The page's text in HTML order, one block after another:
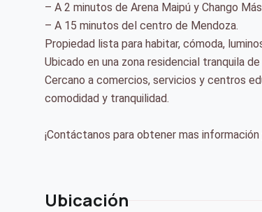
– A 2 minutos de Arena Maipú y Chango Más
– A 15 minutos del centro de Mendoza.
Propiedad lista para habitar, cómoda,
Ubicado en una zona residencial tranquila
Cercano a comercios, servicios y centros
comodidad y tranquilidad.
¡Contáctanos para obtener mas
Ubicación